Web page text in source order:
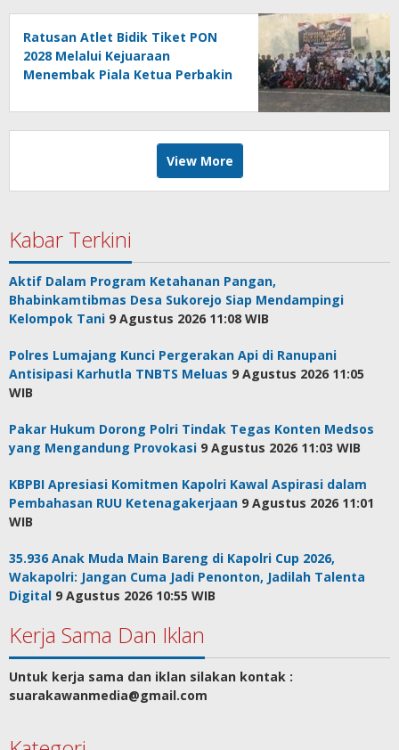
Ratusan Atlet Bidik Tiket PON
2028 Melalui Kejuaraan
Menembak Piala Ketua Perbakin
View More
Kabar Terkini
Aktif Dalam Program Ketahanan Pangan,
Bhabinkamtibmas Desa Sukorejo Siap Mendampingi
Kelompok Tani 9 Agustus 2026 11:08 WIB
Polres Lumajang Kunci Pergerakan Api di Ranupani
Antisipasi Karhutla TNBTS Meluas 9 Agustus 2026 11:05
WIB
Pakar Hukum Dorong Polri Tindak Tegas Konten Medsos
yang Mengandung Provokasi 9 Agustus 2026 11:03 WIB
KBPBI Apresiasi Komitmen Kapolri Kawal Aspirasi dalam
Pembahasan RUU Ketenagakerjaan 9 Agustus 2026 11:01
WIB
35.936 Anak Muda Main Bareng di Kapolri Cup 2026,
Wakapolri: Jangan Cuma Jadi Penonton, Jadilah Talenta
Digital 9 Agustus 2026 10:55 WIB
Kerja Sama Dan Iklan
Untuk kerja sama dan iklan silakan kontak :
suarakawanmedia@gmail.com